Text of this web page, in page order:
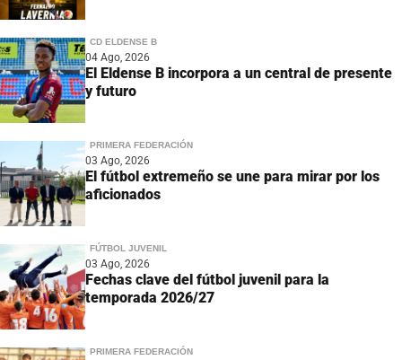
CD ELDENSE B
04 Ago, 2026
El Eldense B incorpora a un central de presente
y futuro
PRIMERA FEDERACIÓN
03 Ago, 2026
El fútbol extremeño se une para mirar por los
aficionados
FÚTBOL JUVENIL
03 Ago, 2026
Fechas clave del fútbol juvenil para la
temporada 2026/27
PRIMERA FEDERACIÓN